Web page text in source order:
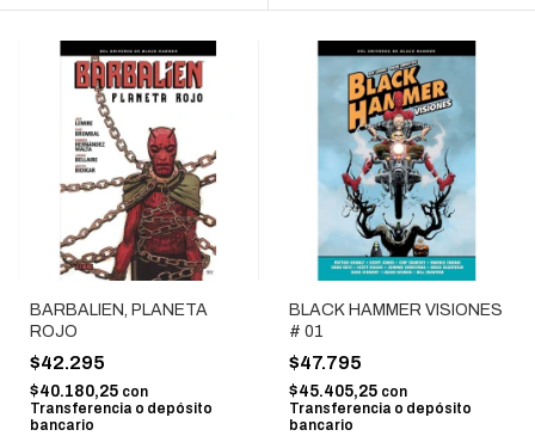
BARBALIEN, PLANETA
ROJO
$42.295
$40.180,25 con
Transferencia o depósito
bancario
BLACK HAMMER VISIONES
# 01
$47.795
$45.405,25 con
Transferencia o depósito
bancario